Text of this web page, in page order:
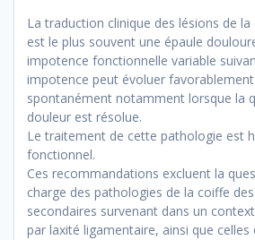
La traduction clinique des lésions de
est le plus souvent une épaule
impotence fonctionnelle variable
impotence peut évoluer
spontanément notamment lorsque la
douleur est résolue.
Le traitement de cette pathologie est
fonctionnel.
Ces recommandations excluent la
charge des pathologies de la coiffe
secondaires survenant dans un
par laxité ligamentaire, ainsi que